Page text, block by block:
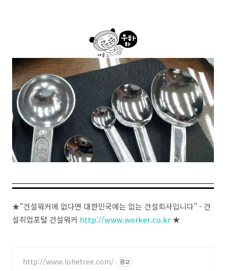
★"건설워커에 없다면 대한민국에는 없는 건설회사입니다" - 건
설취업포털 건설워커 http://www.worker.co.kr ★
http://www.lohetree.com/ 광고